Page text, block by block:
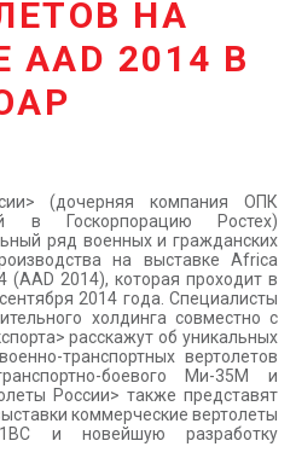
НА
2014 В
(дочерняя компания ОПК
в Госкорпорацию Ростех)
ряд военных и гражданских
на выставке Africa
(AAD 2014), которая проходит в
2014 года. Специалисты
холдинга совместно с
расскажут об уникальных
транспортных вертолетов
боевого Ми-35М и
России> также представят
коммерческие вертолеты
и новейшую разработку